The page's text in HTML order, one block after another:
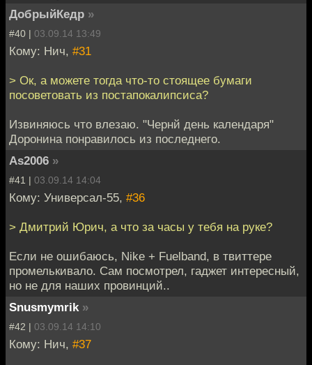
ДобрыйКедр »
#40 | 03.09.14 13:49
Кому: Нич, #31
> Ок, а можете тогда что-то стоящее бумаги
посоветовать из постапокалипсиса?
Извиняюсь что влезаю. "Чернй день календаря"
Доронина понравилось из последнего.
As2006 »
#41 | 03.09.14 14:04
Кому: Универсал-55, #36
> Дмитрий Юрич, а что за часы у тебя на руке?
Если не ошибаюсь, Nike + Fuelband, в твиттере
промелькивало. Сам посмотрел, гаджет интересный,
но не для наших провинций..
Snusmymrik »
#42 | 03.09.14 14:10
Кому: Нич, #37